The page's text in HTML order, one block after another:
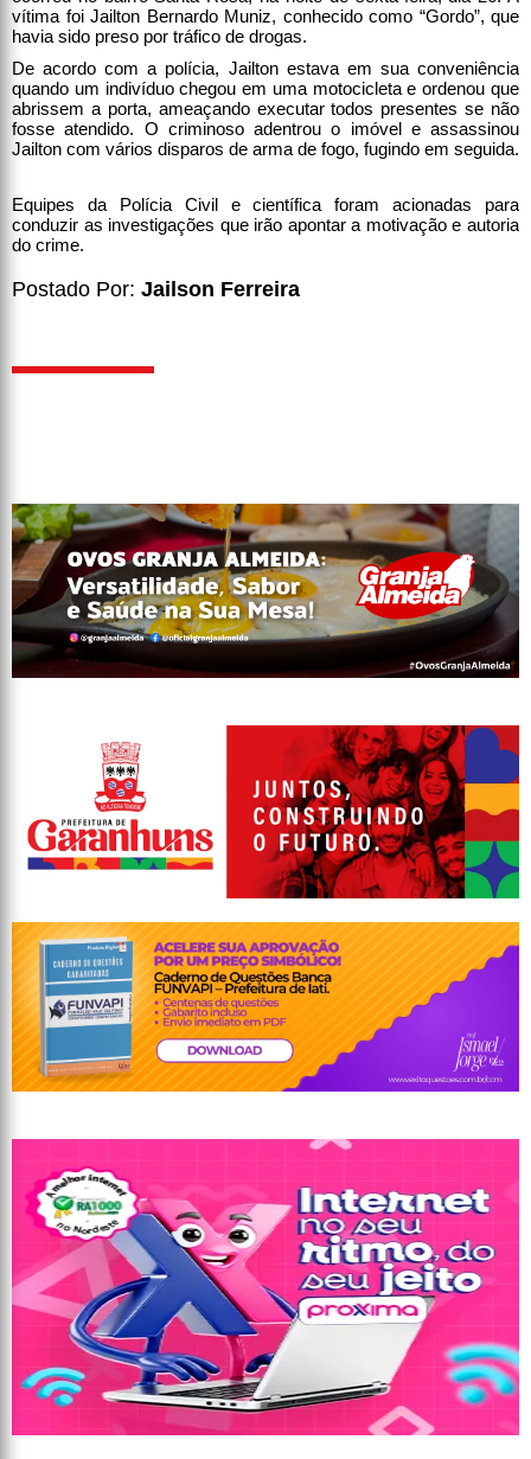
vítima foi Jailton Bernardo Muniz, conhecido como “Gordo”, que
havia sido preso por tráfico de drogas.
De acordo com a polícia, Jailton estava em sua conveniência
quando um indivíduo chegou em uma motocicleta e ordenou que
abrissem a porta, ameaçando executar todos presentes se não
fosse atendido. O criminoso adentrou o imóvel e assassinou
Jailton com vários disparos de arma de fogo, fugindo em seguida.
Equipes da Polícia Civil e científica foram acionadas para
conduzir as investigações que irão apontar a motivação e autoria
do crime.
Postado Por: Jailson Ferreira